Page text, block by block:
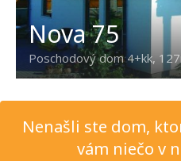
Nova 75
Poschodový dom 4+kk,
Nenašli ste dom,
vám niečo v